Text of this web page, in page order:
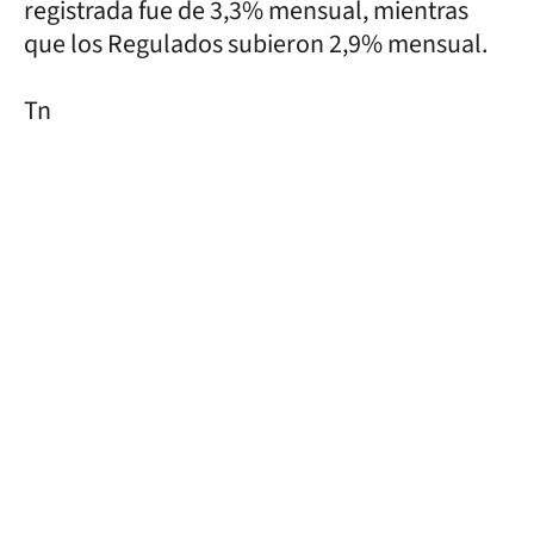
registrada fue de 3,3% mensual, mientras
que los Regulados subieron 2,9% mensual.
Tn